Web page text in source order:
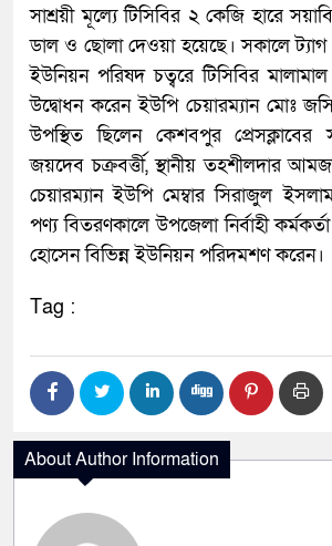
সাশ্রয়ী মূল্যে টিসিবির ২ কেজি হারে
ডাল ও ছোলা দেওয়া হয়েছে। সকালে ট্যাগ
ইউনিয়ন পরিষদ চত্বরে টিসিবির
উদ্বোধন করেন ইউপি চেয়ারম্যান মোঃ
উপস্থিত ছিলেন কেশবপুর প্রেসক্লাবের
জয়দেব চক্রবর্ত্তী, স্থানীয় তহশীলদার
চেয়ারম্যান ইউপি মেম্বার সিরাজুল
পণ্য বিতরণকালে উপজেলা নির্বাহী
হোসেন বিভিন্ন ইউনিয়ন পরিদমশণ করেন।
Tag :
About Author Information